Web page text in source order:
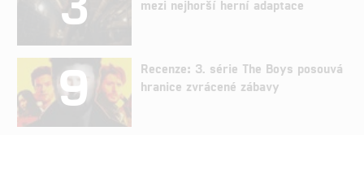
mezi nejhorší herní adaptace
9
Recenze: 3. série The Boys posouvá
hranice zvrácené zábavy